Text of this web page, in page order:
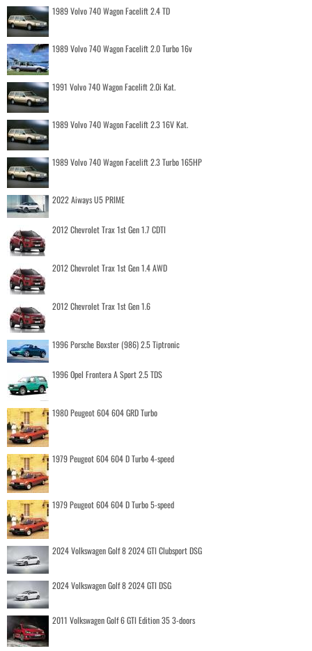
1989 Volvo 740 Wagon Facelift 2.4 TD
1989 Volvo 740 Wagon Facelift 2.0 Turbo 16v
1991 Volvo 740 Wagon Facelift 2.0i Kat.
1989 Volvo 740 Wagon Facelift 2.3 16V Kat.
1989 Volvo 740 Wagon Facelift 2.3 Turbo 165HP
2022 Aiways U5 PRIME
2012 Chevrolet Trax 1st Gen 1.7 CDTI
2012 Chevrolet Trax 1st Gen 1.4 AWD
2012 Chevrolet Trax 1st Gen 1.6
1996 Porsche Boxster (986) 2.5 Tiptronic
1996 Opel Frontera A Sport 2.5 TDS
1980 Peugeot 604 604 GRD Turbo
1979 Peugeot 604 604 D Turbo 4-speed
1979 Peugeot 604 604 D Turbo 5-speed
2024 Volkswagen Golf 8 2024 GTI Clubsport DSG
2024 Volkswagen Golf 8 2024 GTI DSG
2011 Volkswagen Golf 6 GTI Edition 35 3-doors